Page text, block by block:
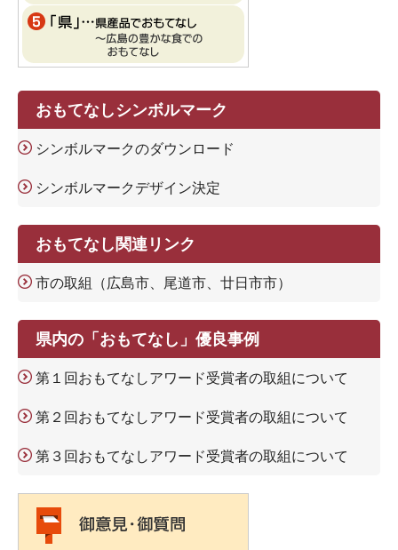
おもてなしシンボルマーク
シンボルマークのダウンロード
シンボルマークデザイン決定
おもてなし関連リンク
市の取組（広島市、尾道市、廿日市市）
県内の「おもてなし」優良事例
第１回おもてなしアワード受賞者の取組について
第２回おもてなしアワード受賞者の取組について
第３回おもてなしアワード受賞者の取組について